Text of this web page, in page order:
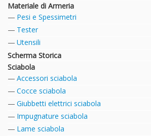
Materiale di Armeria
Pesi e Spessimetri
Tester
Utensili
Scherma Storica
Sciabola
Accessori sciabola
Cocce sciabola
Giubbetti elettrici sciabola
Impugnature sciabola
Lame sciabola